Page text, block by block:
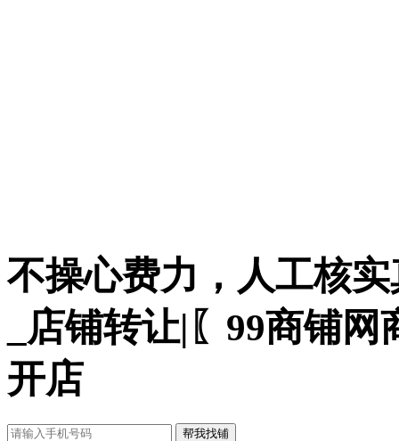
不操心费力，人工核
_店铺转让|〖99商铺
开店